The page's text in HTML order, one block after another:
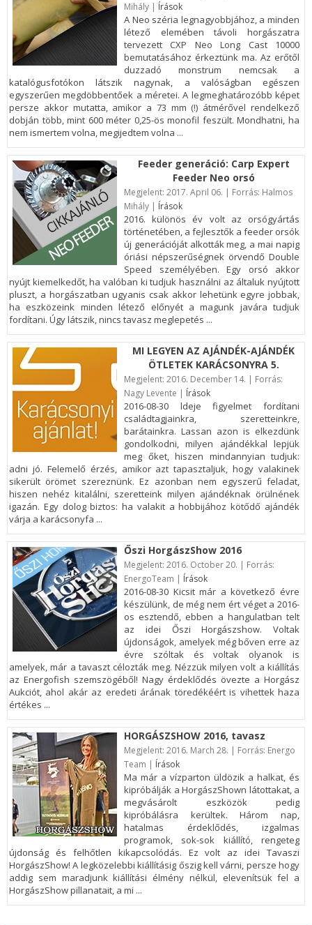
Mihály | Írások
A Neo széria legnagyobbjához, a minden
létező elemében távoli horgászatra
tervezett CXP Neo Long Cast 10000
bemutatásához érkeztünk ma. Az erőtől
duzzadó monstrum nemcsak a
katalógusfotókon látszik nagynak, a valóságban egészen
egyszerűen megdöbbentőek a méretei. A legmeghatározóbb képet
persze akkor mutatta, amikor a 73 mm (!) átmérővel rendelkező
dobján több, mint 600 méter 0,25-ös monofil feszült. Mondhatni, ha
nem ismertem volna, megijedtem volna ...
Feeder generáció: Carp Expert
Feeder Neo orsó
Megjelent: 2017. April 06. | Forrás: Halmos
Mihály | Írások
2016. különös év volt az orsógyártás
történetében, a fejlesztők a feeder orsók
új generációját alkották meg, a mai napig
óriási népszerűségnek örvendő Double
Speed személyében. Egy orsó akkor
nyújt kiemelkedőt, ha valóban ki tudjuk használni az általuk nyújtott
pluszt, a horgászatban ugyanis csak akkor lehetünk egyre jobbak,
ha eszközeink minden létező előnyét a magunk javára tudjuk
fordítani. Úgy látszik, nincs tavasz meglepetés ...
MI LEGYEN AZ AJÁNDÉK-AJÁNDÉK
ÖTLETEK KARÁCSONYRA 5.
Megjelent: 2016. December 14. | Forrás:
Nagy Levente | Írások
2016-08-30 ldeje figyelmet fordítani
családtagjainkra, szeretteinkre,
barátainkra. Lassan azon is elkezdünk
gondolkodni, milyen ajándékkal lepjük
meg őket, hiszen mindannyian tudjuk:
adni jó. Felemelő érzés, amikor azt tapasztaljuk, hogy valakinek
sikerült örömet szereznünk. Ez azonban nem egyszerű feladat,
hiszen nehéz kitalálni, szeretteink milyen ajándéknak örülnének
igazán. Egy dolog biztos: ha valakit a hobbijához kötődő ajándék
várja a karácsonyfa ...
Őszi HorgászShow 2016
Megjelent: 2016. October 20. | Forrás:
EnergoTeam | Írások
2016-08-30 Kicsit már a következő évre
készülünk, de még nem ért véget a 2016-
os esztendő, ebben a hangulatban telt
az idei Őszi Horgászshow. Voltak
újdonságok, amelyek még bőven erre az
évre szóltak és voltak olyanok is
amelyek, már a tavaszt célozták meg. Nézzük milyen volt a kiállítás
az Energofish szemszögéből! Nagy érdeklődés övezte a Horgász
Aukciót, ahol akár az eredeti árának töredékéért is vihettek haza
értékes ...
HORGÁSZSHOW 2016, tavasz
Megjelent: 2016. March 28. | Forrás: Energo
Team | Írások
Ma már a vízparton üldözik a halkat, és
kipróbálják a HorgászShown látottakat, a
megvásárolt eszközök pedig
kipróbálásra kerültek. Három nap,
hatalmas érdeklődés, izgalmas
programok, sok-sok kiállító, rengeteg
újdonság és felhőtlen kikapcsolódás. Ez volt az idei Tavaszi
HorgászShow! A legközelebbi kiállításig őszig kell várni, persze hogy
addig sem maradjunk kiállítási élmény nélkül, elevenítsük fel a
HorgászShow pillanatait, a mi ...